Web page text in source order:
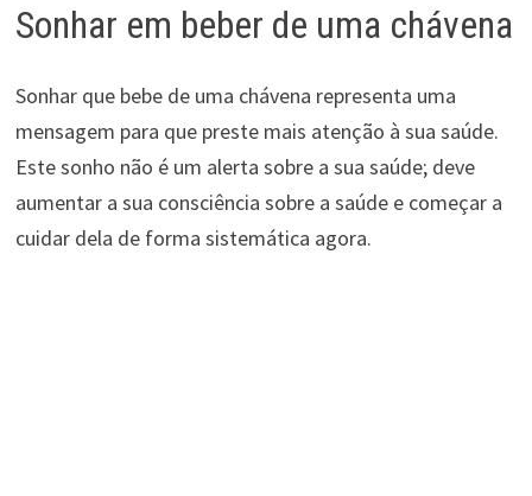
Sonhar em beber de uma chávena
Sonhar que bebe de uma chávena representa uma
mensagem para que preste mais atenção à sua saúde.
Este sonho não é um alerta sobre a sua saúde; deve
aumentar a sua consciência sobre a saúde e começar a
cuidar dela de forma sistemática agora.